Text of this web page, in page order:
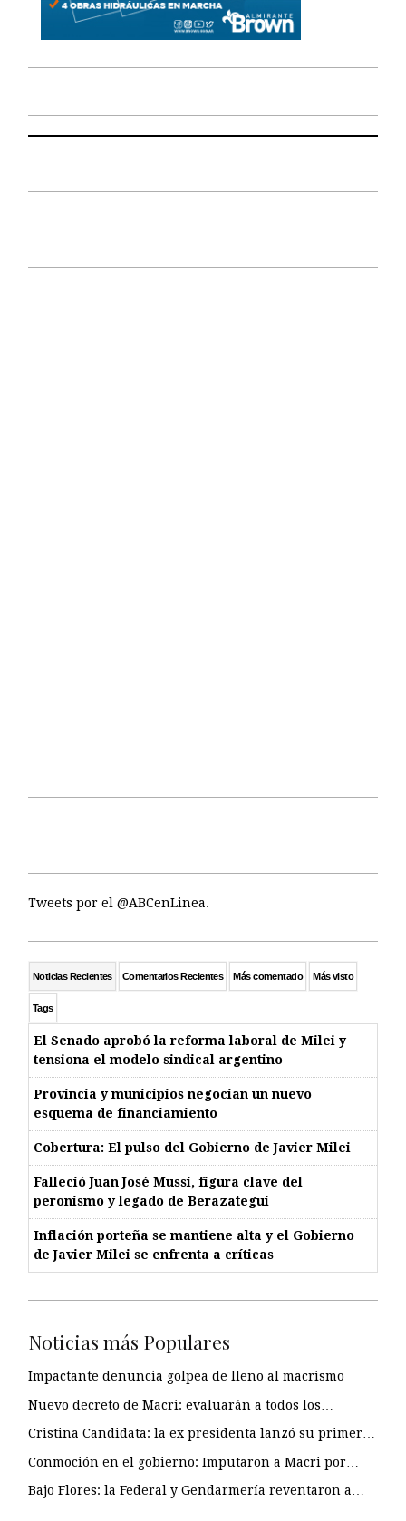
Tweets por el @ABCenLinea.
Noticias Recientes Comentarios Recientes Más comentado Más visto
Tags
El Senado aprobó la reforma laboral de Milei y
tensiona el modelo sindical argentino
Provincia y municipios negocian un nuevo
esquema de financiamiento
Cobertura: El pulso del Gobierno de Javier Milei
Falleció Juan José Mussi, figura clave del
peronismo y legado de Berazategui
Inflación porteña se mantiene alta y el Gobierno
de Javier Milei se enfrenta a críticas
Noticias más Populares
Impactante denuncia golpea de lleno al macrismo
Nuevo decreto de Macri: evaluarán a todos los…
Cristina Candidata: la ex presidenta lanzó su primer…
Conmoción en el gobierno: Imputaron a Macri por…
Bajo Flores: la Federal y Gendarmería reventaron a…